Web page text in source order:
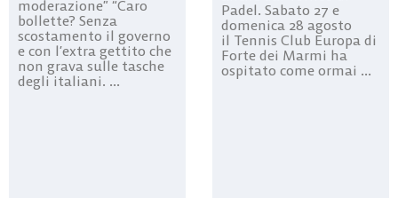
moderazione” “Caro
bollette? Senza
scostamento il governo
e con l’extra gettito che
non grava sulle tasche
degli italiani. ...
Padel. Sabato 27 e
domenica 28 agosto
il Tennis Club Europa di
Forte dei Marmi ha
ospitato come ormai ...